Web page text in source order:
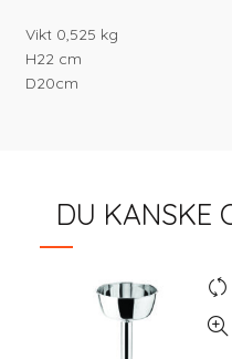
Vikt 0,525 kg
H22 cm
D20cm
DU KANSKE